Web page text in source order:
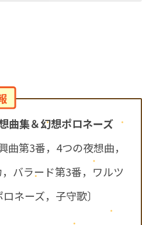
曲集＆幻想ポロネーズ
曲第3番，4つの夜想曲，
バラード第3番，ワルツ
ネーズ，子守歌〕